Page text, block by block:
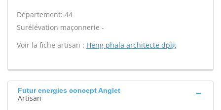
Département: 44
Surélévation maçonnerie -
Voir la fiche artisan : Heng phala architecte dplg
Futur energies concept Anglet
Artisan